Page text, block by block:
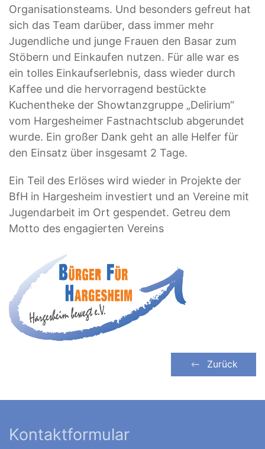
Organisationsteams. Und besonders gefreut hat
sich das Team darüber, dass immer mehr
Jugendliche und junge Frauen den Basar zum
Stöbern und Einkaufen nutzen. Für alle war es
ein tolles Einkaufserlebnis, dass wieder durch
Kaffee und die hervorragend bestückte
Kuchentheke der Showtanzgruppe „Delirium“
vom Hargesheimer Fastnachtsclub abgerundet
wurde. Ein großer Dank geht an alle Helfer für
den Einsatz über insgesamt 2 Tage.
Ein Teil des Erlöses wird wieder in Projekte der
BfH in Hargesheim investiert und an Vereine mit
Jugendarbeit im Ort gespendet. Getreu dem
Motto des engagierten Vereins
Zurück
Kontaktformular